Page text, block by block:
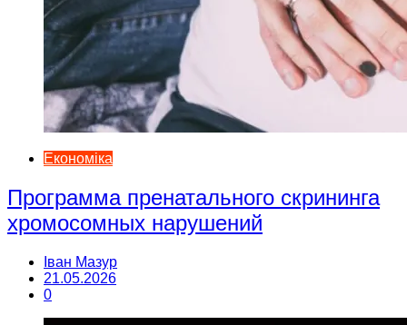
Економіка
Программа пренатального скрининга
хромосомных нарушений
Іван Мазур
21.05.2026
0